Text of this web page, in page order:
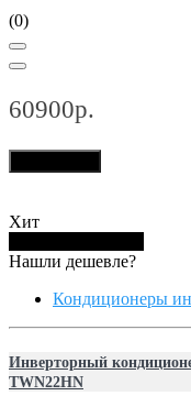
(0)
60900р.
Хит
Нашли дешевле?
Кондиционеры
Инверторный
TWN22HN